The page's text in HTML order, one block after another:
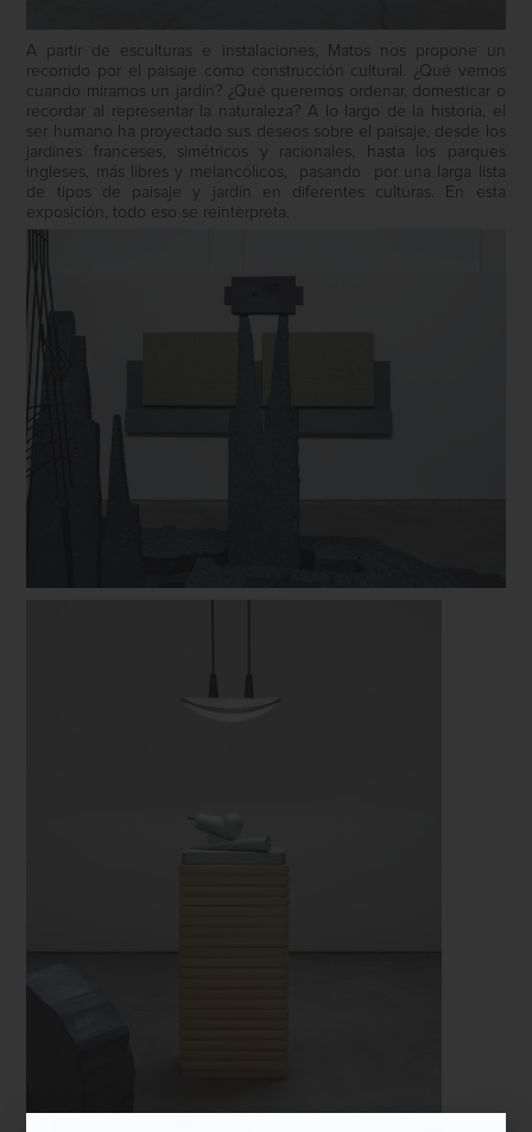
A partir de esculturas e instalaciones, Matos nos propone un
recorrido por el paisaje como construcción cultural. ¿Qué vemos
cuando miramos un jardín? ¿Qué queremos ordenar, domesticar o
recordar al representar la naturaleza? A lo largo de la historia, el
ser humano ha proyectado sus deseos sobre el paisaje, desde los
jardines franceses, simétricos y racionales, hasta los parques
ingleses, más libres y melancólicos,
pasando
por una larga lista
de tipos de paisaje y jardín en diferentes culturas. En esta
exposición, todo eso se reinterpreta.